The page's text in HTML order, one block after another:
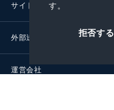
す。
拒否する
サイトポリシー
外部送信ポリシー
運営会社